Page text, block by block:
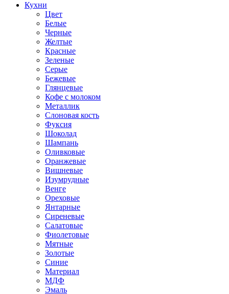
Кухни
Цвет
Белые
Черные
Желтые
Красные
Зеленые
Серые
Бежевые
Глянцевые
Кофе с молоком
Металлик
Слоновая кость
Фуксия
Шоколад
Шампань
Оливковые
Оранжевые
Вишневые
Изумрудные
Венге
Ореховые
Янтарные
Сиреневые
Салатовые
Фиолетовые
Мятные
Золотые
Синие
Материал
МДФ
Эмаль